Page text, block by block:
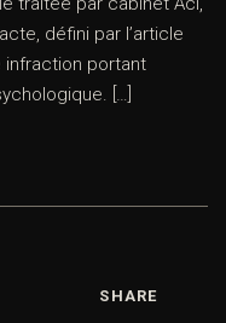
défini par l’article
infraction portant
[…]
SHARE